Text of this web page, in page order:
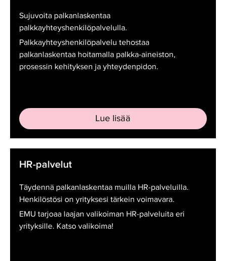
Sujuvoita palkanlaskentaa
palkkayhteyshenkilöpalvelulla.
Palkkayhteyshenkilöpalvelu tehostaa
palkanlaskentaa hoitamalla palkka-aineiston,
prosessin kehityksen ja yhteydenpidon.
Lue lisää
HR-palvelut
Täydennä palkanlaskentaa muilla HR-palveluilla.
Henkilöstösi on yrityksesi tärkein voimavara.
EMU tarjoaa laajan valikoiman HR-palveluita eri
yrityksille. Katso valikoima!
palvelut